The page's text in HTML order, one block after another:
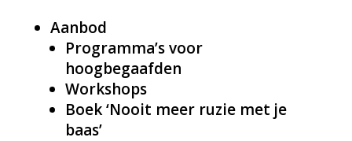
Aanbod
Programma’s voor
hoogbegaafden
Workshops
Boek ‘Nooit meer ruzie met je
baas’